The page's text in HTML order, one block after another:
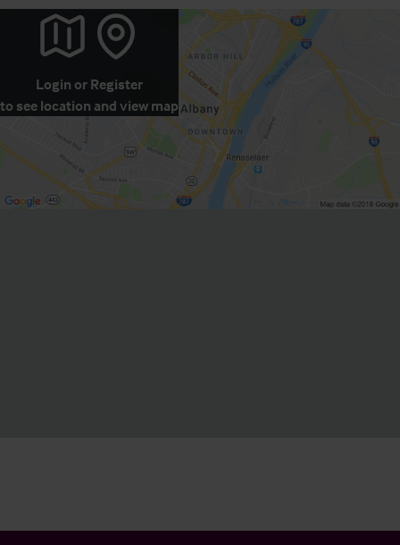
Login or Register
to see location and view map